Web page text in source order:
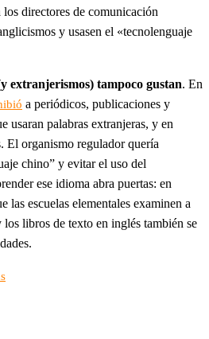
los directores de comunicación
y usasen el «tecnolenguaje
extranjerismos) tampoco gustan. En
a periódicos, publicaciones y
usaran palabras extranjeras, y en
El organismo regulador quería
chino” y evitar el uso del
ese idioma abra puertas: en
las escuelas elementales examinen a
los libros de texto en inglés también se